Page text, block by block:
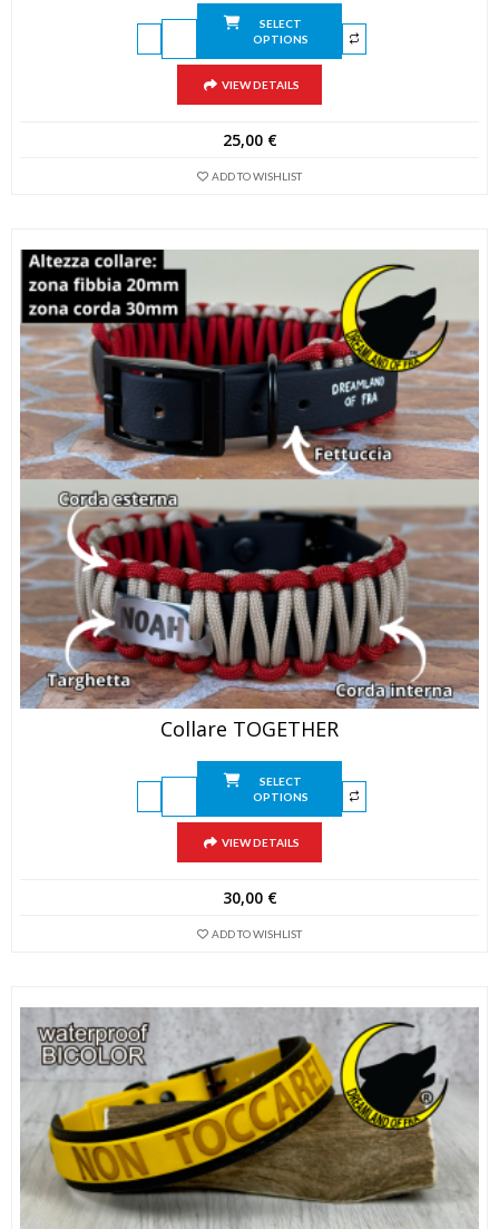
SELECT
OPTIONS
VIEW DETAILS
25,00 €
ADD TO WISHLIST
Collare TOGETHER
SELECT
OPTIONS
VIEW DETAILS
30,00 €
ADD TO WISHLIST